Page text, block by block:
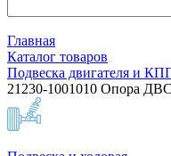
Главная
Каталог товаров
Подвеска двигателя и
21230-1001010 Опора